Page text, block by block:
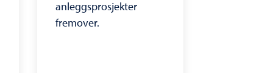
anleggsprosjekter
fremover.